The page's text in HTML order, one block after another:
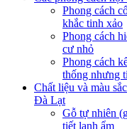
Phong cách
khắc tinh xảo
Phong cách
cư nhỏ
Phong cách
thống nhưng
Chất liệu và màu
Đà Lạt
Gỗ tự nhiên
tiết lạnh ẩm